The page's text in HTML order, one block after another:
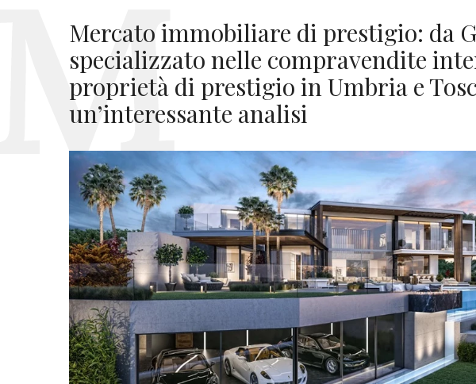
Mercato immobiliare di prestigio: da
specializzato nelle compravendite
proprietà di prestigio in Umbria e
un’interessante analisi